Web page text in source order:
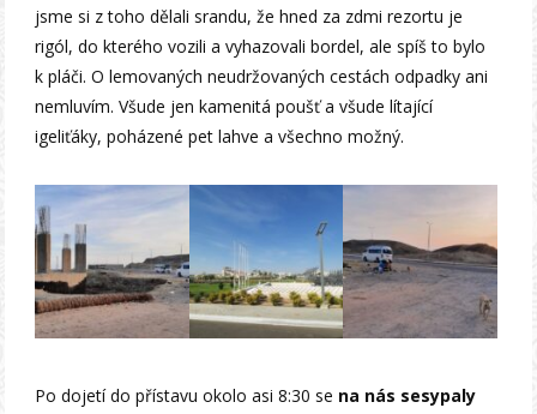
jsme si z toho dělali srandu, že hned za zdmi rezortu je
rigól, do kterého vozili a vyhazovali bordel, ale spíš to bylo
k pláči. O lemovaných neudržovaných cestách odpadky ani
nemluvím. Všude jen kamenitá poušť a všude lítající
igeliťáky, poházené pet lahve a všechno možný.
Po dojetí do přístavu okolo asi 8:30 se na nás sesypaly